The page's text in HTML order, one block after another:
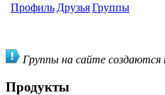
Профиль ДрузьяГруппы
Группы на сайте создаются
Продукты